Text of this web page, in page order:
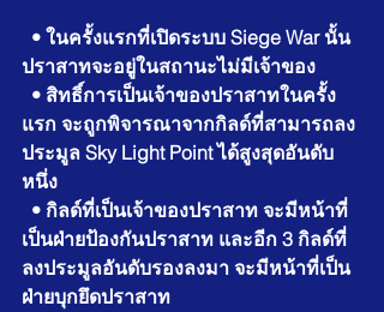
• ในครั้งแรกที่เปิดระบบ Siege War นั้น
ปราสาทจะอยู่ในสถานะไม่มีเจ้าของ
แรก จะถูกพิจารณาจากกิลด์ที่สามารถลง
ประมูล Sky Light Point ได้สูงสุดอันดับ
หนึ่ง
เป็นฝ่ายป้องกันปราสาท และอีก 3 กิลด์ที่
ลงประมูลอันดับรองลงมา จะมีหน้าที่เป็น
ฝ่ายบุกยึดปราสาท